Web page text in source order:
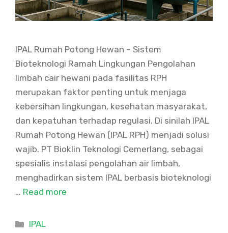
IPAL Rumah Potong Hewan – Sistem
Bioteknologi Ramah Lingkungan Pengolahan
limbah cair hewani pada fasilitas RPH
merupakan faktor penting untuk menjaga
kebersihan lingkungan, kesehatan masyarakat,
dan kepatuhan terhadap regulasi. Di sinilah IPAL
Rumah Potong Hewan (IPAL RPH) menjadi solusi
wajib. PT Bioklin Teknologi Cemerlang, sebagai
spesialis instalasi pengolahan air limbah,
menghadirkan sistem IPAL berbasis bioteknologi
… Read more
Categories
IPAL